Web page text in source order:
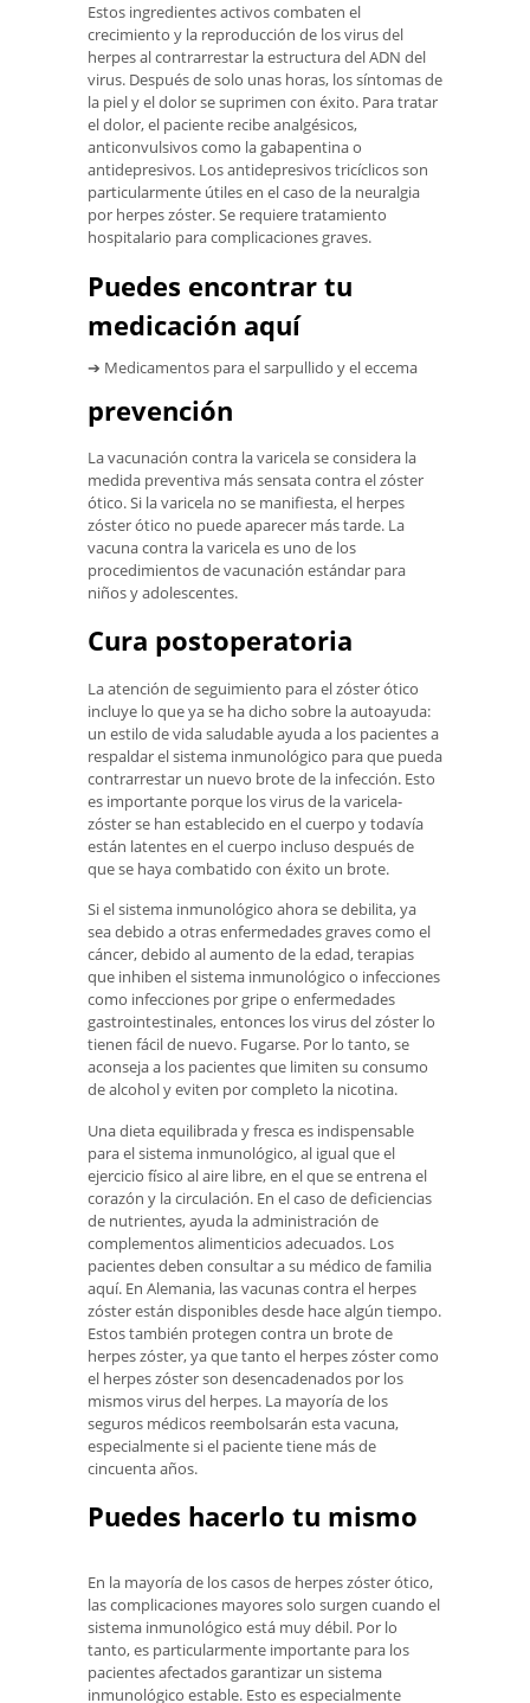
Estos ingredientes activos combaten el
crecimiento y la reproducción de los virus del
herpes al contrarrestar la estructura del ADN del
virus. Después de solo unas horas, los síntomas de
la piel y el dolor se suprimen con éxito. Para tratar
el dolor, el paciente recibe analgésicos,
anticonvulsivos como la gabapentina o
antidepresivos. Los antidepresivos tricíclicos son
particularmente útiles en el caso de la neuralgia
por herpes zóster. Se requiere tratamiento
hospitalario para complicaciones graves.
Puedes encontrar tu
medicación aquí
➔ Medicamentos para el sarpullido y el eccema
prevención
La vacunación contra la varicela se considera la
medida preventiva más sensata contra el zóster
ótico. Si la varicela no se manifiesta, el herpes
zóster ótico no puede aparecer más tarde. La
vacuna contra la varicela es uno de los
procedimientos de vacunación estándar para
niños y adolescentes.
Cura postoperatoria
La atención de seguimiento para el zóster ótico
incluye lo que ya se ha dicho sobre la autoayuda:
un estilo de vida saludable ayuda a los pacientes a
respaldar el sistema inmunológico para que pueda
contrarrestar un nuevo brote de la infección. Esto
es importante porque los virus de la varicela-
zóster se han establecido en el cuerpo y todavía
están latentes en el cuerpo incluso después de
que se haya combatido con éxito un brote.
Si el sistema inmunológico ahora se debilita, ya
sea debido a otras enfermedades graves como el
cáncer, debido al aumento de la edad, terapias
que inhiben el sistema inmunológico o infecciones
como infecciones por gripe o enfermedades
gastrointestinales, entonces los virus del zóster lo
tienen fácil de nuevo. Fugarse. Por lo tanto, se
aconseja a los pacientes que limiten su consumo
de alcohol y eviten por completo la nicotina.
Una dieta equilibrada y fresca es indispensable
para el sistema inmunológico, al igual que el
ejercicio físico al aire libre, en el que se entrena el
corazón y la circulación. En el caso de deficiencias
de nutrientes, ayuda la administración de
complementos alimenticios adecuados. Los
pacientes deben consultar a su médico de familia
aquí. En Alemania, las vacunas contra el herpes
zóster están disponibles desde hace algún tiempo.
Estos también protegen contra un brote de
herpes zóster, ya que tanto el herpes zóster como
el herpes zóster son desencadenados por los
mismos virus del herpes. La mayoría de los
seguros médicos reembolsarán esta vacuna,
especialmente si el paciente tiene más de
cincuenta años.
Puedes hacerlo tu mismo
En la mayoría de los casos de herpes zóster ótico,
las complicaciones mayores solo surgen cuando el
sistema inmunológico está muy débil. Por lo
tanto, es particularmente importante para los
pacientes afectados garantizar un sistema
inmunológico estable. Esto es especialmente